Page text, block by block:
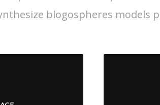
blogospheres models